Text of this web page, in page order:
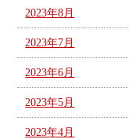
2023年8月
2023年7月
2023年6月
2023年5月
2023年4月